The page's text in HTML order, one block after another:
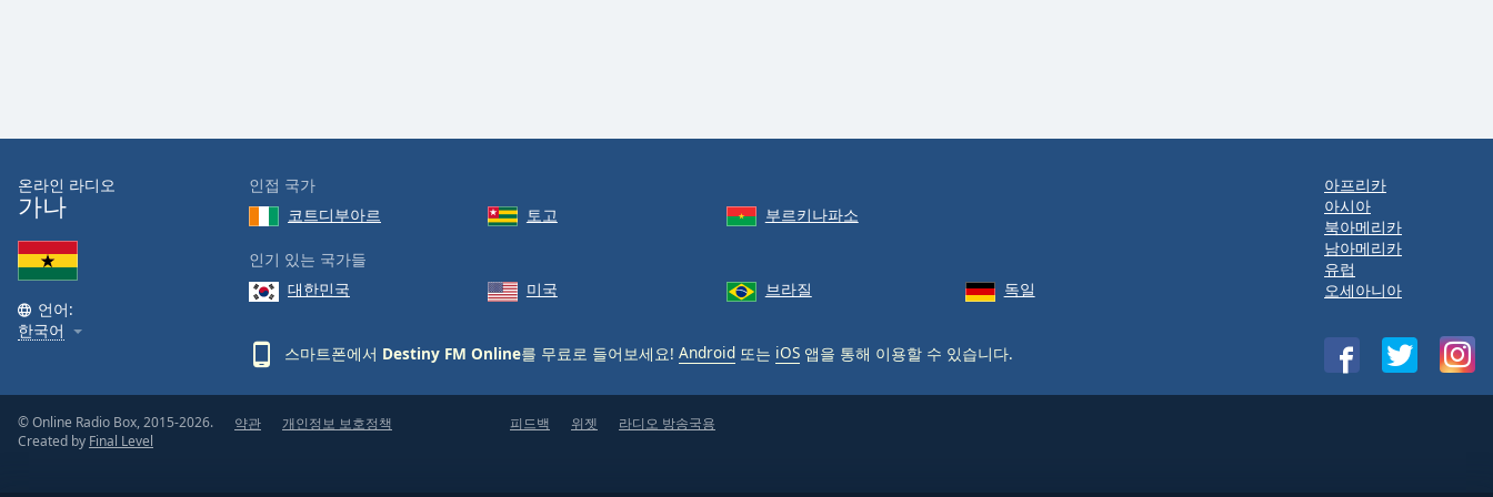
modal
window.
Beginning
Escape
will
cancel
온라인 라디오
가나
언어:
한국어
인접 국가
코트디부아르
토고 부르키나파소
인기 있는 국가들
대한민국
미국 브라질 독일
스마트폰에서 Destiny FM Online를 무료로 들어보세요! Android 또는 iOS 앱을 통해 이용할 수 있습니다.
아프리카
아시아
북아메리카
남아메리카
유럽
오세아니아
© Online Radio Box, 2015-2026.
Created by Final Level
약관 개인정보 보호정책 피드백 위젯 라디오 방송국용